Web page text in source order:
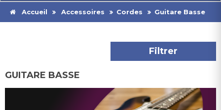
Accueil Accessoires Cordes Guitare Basse
Filtrer
GUITARE BASSE